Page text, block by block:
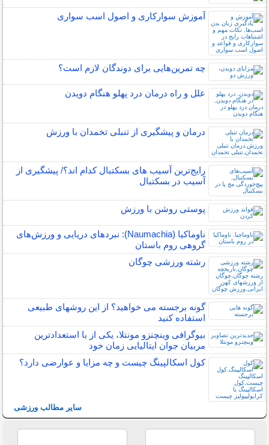
آموزش سوارکاری و اصول اسب سواری
چه تمرین‌هایی برای دوندگان لازم است؟
علل و راه درمان درد پهلو هنگام دویدن
درمان و پیشگیری از تنبلی تخمدان با ورزش
رایج‌ترین آسیب های بسکتبال کدام اند؟/ پیشگیری از
آسیب در بسکتبال
پوستی روشن با ورزش
ناوماکیا (Naumachia): نبردهای دریایی و ورزش‌های
گروهی روم باستان
رشته ورزشی چوگان
گونه برجسته می خواهید؟ از این روشهای طبیعی
استفاده کنید
بیوگرافی وینچنزو مونتلا، یکی از با استعدادترین
مربیان جوان ایتالیایی زمان خود
کول اسکالپینگ چیست و چه مزایا و عوارضی دارد؟
سایر مطالب ورزشی